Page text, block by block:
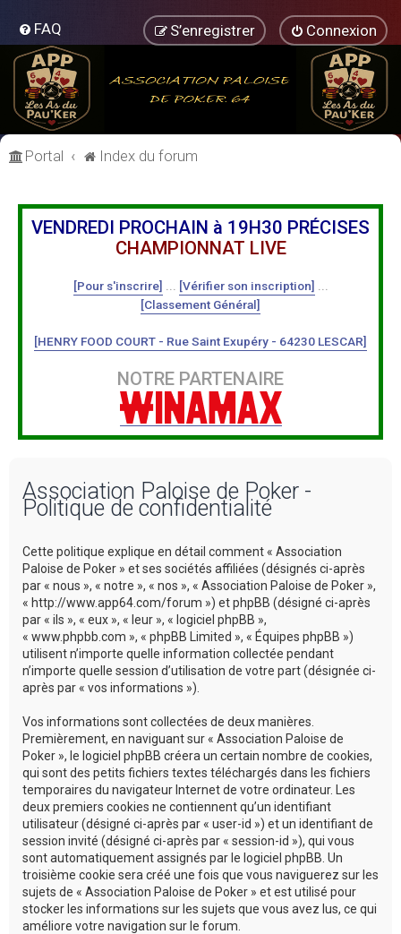
FAQ Connexion
S’enregistrer
Portal Index du forum
VENDREDI PROCHAIN à 19H30 PRÉCISES
CHAMPIONNAT LIVE
[Pour s'inscrire] [Vérifier son inscription]
[Classement Général]
[HENRY FOOD COURT - Rue Saint Exupéry - 64230 LESCAR]
NOTRE PARTENAIRE
Association Paloise de Poker -
Politique de confidentialité
Cette politique explique en détail comment « Association
Paloise de Poker » et ses sociétés affiliées (désignés ci-après
par « nous », « notre », « nos », « Association Paloise de Poker »,
« http://www.app64.com/forum ») et phpBB (désigné ci-après
par « ils », « eux », « leur », « logiciel phpBB »,
« www.phpbb.com », « phpBB Limited », « Équipes phpBB »)
utilisent n’importe quelle information collectée pendant
n’importe quelle session d’utilisation de votre part (désignée ci-
après par « vos informations »).
Vos informations sont collectées de deux manières.
Premièrement, en naviguant sur « Association Paloise de
Poker », le logiciel phpBB créera un certain nombre de cookies,
qui sont des petits fichiers textes téléchargés dans les fichiers
temporaires du navigateur Internet de votre ordinateur. Les
deux premiers cookies ne contiennent qu’un identifiant
utilisateur (désigné ci-après par « user-id ») et un identifiant de
session invité (désigné ci-après par « session-id »), qui vous
sont automatiquement assignés par le logiciel phpBB. Un
troisième cookie sera créé une fois que vous naviguerez sur les
sujets de « Association Paloise de Poker » et est utilisé pour
stocker les informations sur les sujets que vous avez lus, ce qui
améliore votre navigation sur le forum.